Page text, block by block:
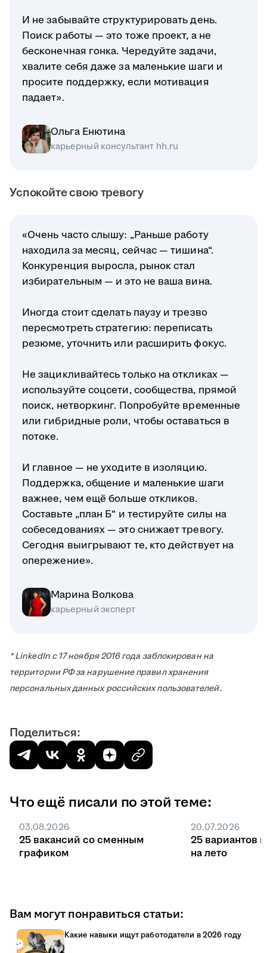
И не забывайте структурировать день.
Поиск работы — это тоже проект, а не
бесконечная гонка. Чередуйте задачи,
хвалите себя даже за маленькие шаги и
просите поддержку, если мотивация
падает».
Ольга Енютина
карьерный консультант hh.ru
Успокойте свою тревогу
«Очень часто слышу: „Раньше работу
находила за месяц, сейчас — тишина“.
Конкуренция выросла, рынок стал
избирательным — и это не ваша вина.
Иногда стоит сделать паузу и трезво
пересмотреть стратегию: переписать
резюме, уточнить или расширить фокус.
Не зацикливайтесь только на откликах —
используйте соцсети, сообщества, прямой
поиск, нетворкинг. Попробуйте временные
или гибридные роли, чтобы оставаться в
потоке.
И главное — не уходите в изоляцию.
Поддержка, общение и маленькие шаги
важнее, чем ещё больше откликов.
Составьте „план Б“ и тестируйте силы на
собеседованиях — это снижает тревогу.
Сегодня выигрывают те, кто действует на
опережение».
Марина Волкова
карьерный эксперт
* LinkedIn с 17 ноября 2016 года заблокирован на
территории РФ за нарушение правил хранения
персональных данных российских пользователей.
Поделиться:
Что ещё писали по этой теме:
03.08.2026
25 вакансий со сменным
графиком
20.07.2026
25 вариантов
на лето
Вам могут понравиться статьи:
Какие навыки ищут работодатели в 2026 году